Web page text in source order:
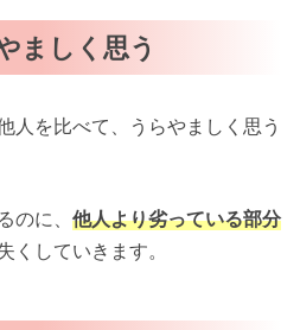
しく思う
人を比べて、うらやましく思う
のに、 他人より劣っている部分
くしていきます。